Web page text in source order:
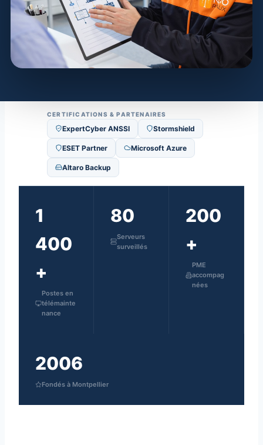
CERTIFICATIONS & PARTENAIRES
ExpertCyber ANSSI Stormshield
ESET Partner Microsoft Azure
Altaro Backup
1
400
+
Postes en
télémainte
nance
80
Serveurs
surveillés
200
+
PME
accompag
nées
2006
Fondés à Montpellier